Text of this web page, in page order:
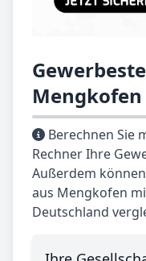
Mengkofen
Berechnen Sie
Rechner Ihre
Außerdem
aus Mengkofen
Deutschland